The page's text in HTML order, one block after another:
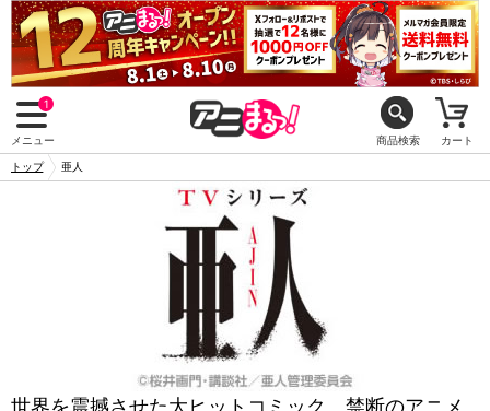
1
メニュー 商品検索 カート
トップ 亜人
世界を震撼させた大ヒットコミック、禁断のアニメ